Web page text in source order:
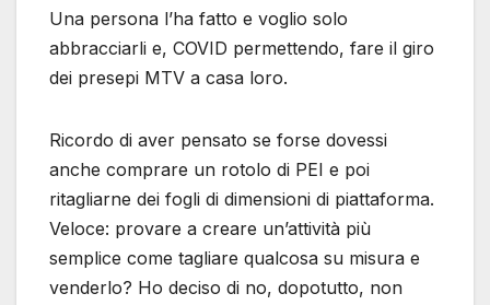
Una persona l’ha fatto e voglio solo
abbracciarli e, COVID permettendo, fare il giro
dei presepi MTV a casa loro.
Ricordo di aver pensato se forse dovessi
anche comprare un rotolo di PEI e poi
ritagliarne dei fogli di dimensioni di piattaforma.
Veloce: provare a creare un’attività più
semplice come tagliare qualcosa su misura e
venderlo? Ho deciso di no, dopotutto, non